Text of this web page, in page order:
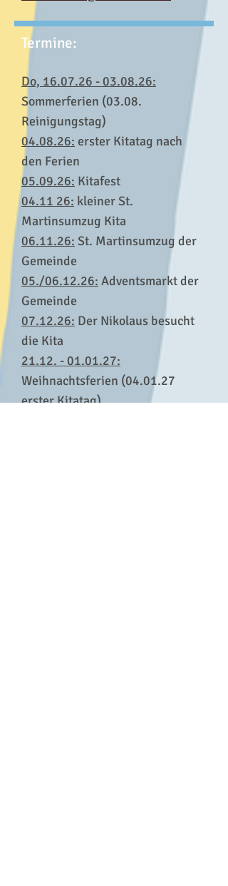
Termine:
Do, 16.07.26 - 03.08.26:
Sommerferien (03.08.
Reinigungstag)
04.08.26: erster Kitatag nach
den Ferien
05.09.26: Kitafest
04.11 26: kleiner St.
Martinsumzug Kita
06.11.26: St. Martinsumzug der
Gemeinde
05./06.12.26: Adventsmarkt der
Gemeinde
07.12.26: Der Nikolaus besucht
die Kita
21.12. - 01.01.27:
Weihnachtsferien (04.01.27
erster Kitatag)